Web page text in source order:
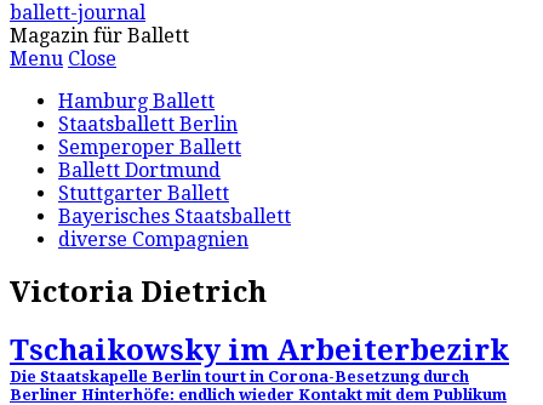
ballett-journal
Magazin für Ballett
Menu Close
Hamburg Ballett
Staatsballett Berlin
Semperoper Ballett
Ballett Dortmund
Stuttgarter Ballett
Bayerisches Staatsballett
diverse Compagnien
Victoria Dietrich
Tschaikowsky im Arbeiterbezirk
Die Staatskapelle Berlin tourt in Corona-Besetzung durch
Berliner Hinterhöfe: endlich wieder Kontakt mit dem Publikum